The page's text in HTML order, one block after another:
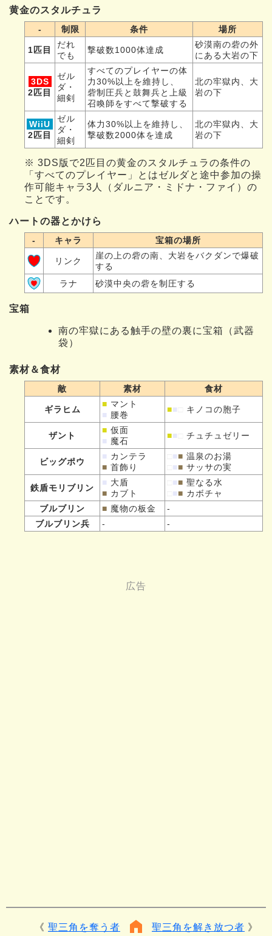
黄金のスタルチュラ
- 制限 条件 場所
1匹目
だれ
でも
撃破数1000体達成
砂漠南の砦の外
にある大岩の下
3DS
2匹目
ゼル
ダ・
細剣
すべてのプレイヤーの体
力30%以上を維持し、
砦制圧兵と鼓舞兵と上級
召喚師をすべて撃破する
北の牢獄内、大
岩の下
WiiU
2匹目
ゼル
ダ・
細剣
体力30%以上を維持し、
撃破数2000体を達成
北の牢獄内、大
岩の下
※ 3DS版で2匹目の黄金のスタルチュラの条件の
「すべてのプレイヤー」とはゼルダと途中参加の操
作可能キャラ3人（ダルニア・ミドナ・ファイ）の
ことです。
ハートの器とかけら
- キャラ 宝箱の場所
リンク
崖の上の砦の南、大岩をバクダンで爆破
する
ラナ
砂漠中央の砦を制圧する
宝箱
南の牢獄にある触手の壁の裏に宝箱（武器
袋）
素材＆食材
敵 素材 食材
ギラヒム
■ マント
■ 腰巻
■■ キノコの胞子
ザント
■ 仮面
■ 魔石
■■ チュチュゼリー
ビッグポウ
■ カンテラ
■ 首飾り
■■ 温泉のお湯
■■ サッサの実
鉄盾モリブリン
■ 大盾
■ カブト
■■ 聖なる水
■■ カボチャ
ブルブリン
■ 魔物の板金
-
ブルブリン兵
- -
聖三角を奪う者 聖三角を解き放つ者